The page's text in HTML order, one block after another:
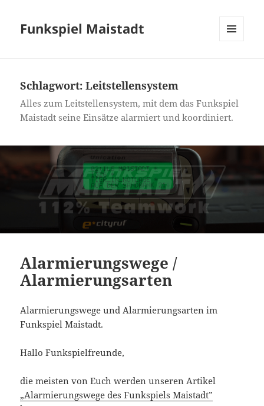
Funkspiel Maistadt
Schlagwort:Leitstellensystem
Alles zum Leitstellensystem, mit dem das Funkspiel
Maistadt seine Einsätze alarmiert und koordiniert.
Alarmierungswege /
Alarmierungsarten
Alarmierungswege und Alarmierungsarten im
Funkspiel Maistadt.
Hallo Funkspielfreunde,
die meisten von Euch werden unseren Artikel
„Alarmierungswege des Funkspiels Maistadt”